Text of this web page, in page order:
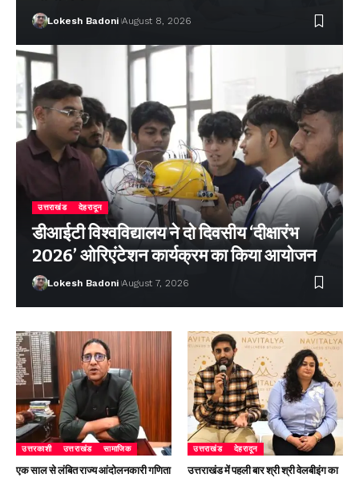
Lokesh Badoni August 8, 2026
उत्तराखंड देहरादून
डीआईटी विश्वविद्यालय ने दो दिवसीय ‘दीक्षारंभ
2026’ ओरिएंटेशन कार्यक्रम का किया आयोजन
Lokesh Badoni August 7, 2026
उत्तरकाशी उत्तराखंड सामाजिक
एक साल से लंबित राज्य आंदोलनकारी गणिता
उत्तराखंड देहरादून
उत्तराखंड में पहली बार श्री श्री वेलबीइंग का